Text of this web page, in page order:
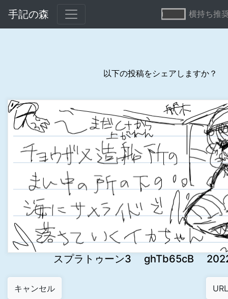
手記の森 横持ち推
以下の投稿をシェアしますか？
スプラトゥーン3 ghTb65cB